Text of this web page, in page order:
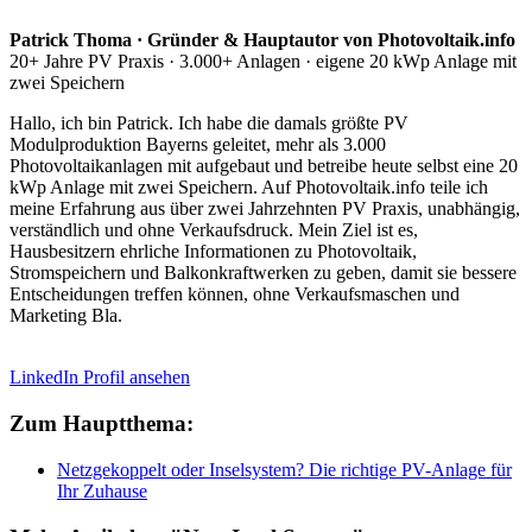
Patrick Thoma · Gründer & Hauptautor von Photovoltaik.info
20+ Jahre PV Praxis · 3.000+ Anlagen · eigene 20 kWp Anlage mit
zwei Speichern
Hallo, ich bin Patrick. Ich habe die damals größte PV
Modulproduktion Bayerns geleitet, mehr als 3.000
Photovoltaikanlagen mit aufgebaut und betreibe heute selbst eine 20
kWp Anlage mit zwei Speichern. Auf Photovoltaik.info teile ich
meine Erfahrung aus über zwei Jahrzehnten PV Praxis, unabhängig,
verständlich und ohne Verkaufsdruck. Mein Ziel ist es,
Hausbesitzern ehrliche Informationen zu Photovoltaik,
Stromspeichern und Balkonkraftwerken zu geben, damit sie bessere
Entscheidungen treffen können, ohne Verkaufsmaschen und
Marketing Bla.
LinkedIn Profil ansehen
Zum Hauptthema:
Netzgekoppelt oder Inselsystem? Die richtige PV-Anlage für
Ihr Zuhause